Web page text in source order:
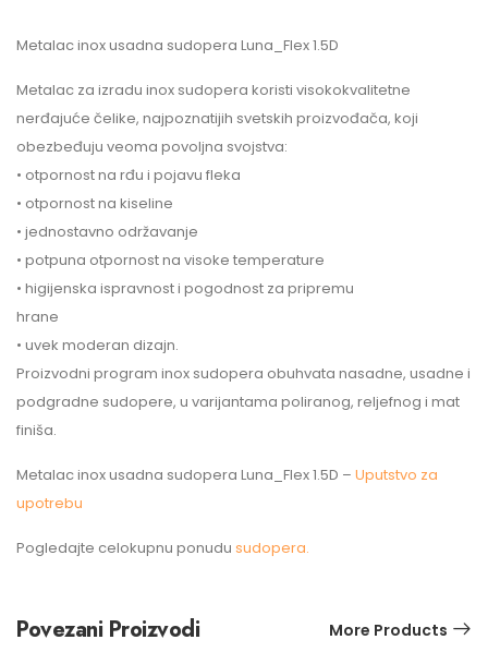
Metalac inox usadna sudopera Luna_Flex 1.5D
Metalac za izradu inox sudopera koristi visokokvalitetne
nerđajuće čelike, najpoznatijih svetskih proizvođača, koji
obezbeđuju veoma povoljna svojstva:
• otpornost na rđu i pojavu fleka
• otpornost na kiseline
• jednostavno održavanje
• potpuna otpornost na visoke temperature
• higijenska ispravnost i pogodnost za pripremu
hrane
• uvek moderan dizajn.
Proizvodni program inox sudopera obuhvata nasadne, usadne i
podgradne sudopere, u varijantama poliranog, reljefnog i mat
finiša.
Metalac inox usadna sudopera Luna_Flex 1.5D – Uputstvo za
upotrebu
Pogledajte celokupnu ponudu sudopera.
Povezani Proizvodi More Products